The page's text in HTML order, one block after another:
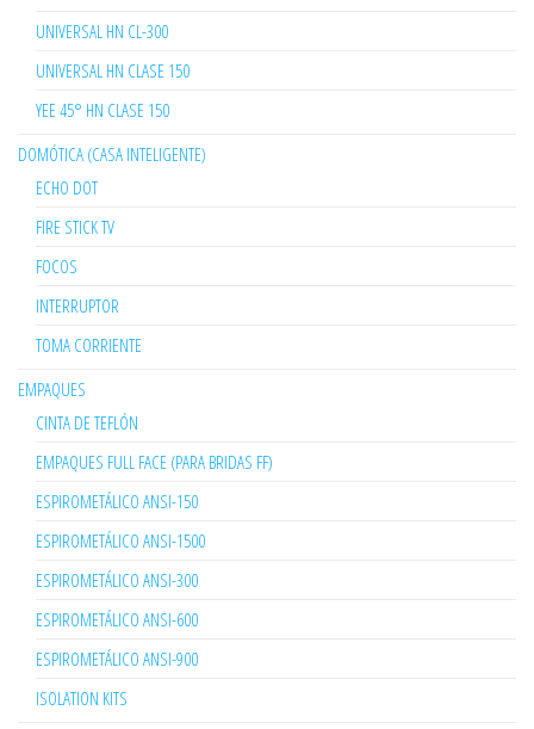
UNIVERSAL HN CL-300
UNIVERSAL HN CLASE 150
YEE 45° HN CLASE 150
DOMÓTICA (CASA INTELIGENTE)
ECHO DOT
FIRE STICK TV
FOCOS
INTERRUPTOR
TOMA CORRIENTE
EMPAQUES
CINTA DE TEFLÓN
EMPAQUES FULL FACE (PARA BRIDAS FF)
ESPIROMETÁLICO ANSI-150
ESPIROMETÁLICO ANSI-1500
ESPIROMETÁLICO ANSI-300
ESPIROMETÁLICO ANSI-600
ESPIROMETÁLICO ANSI-900
ISOLATION KITS